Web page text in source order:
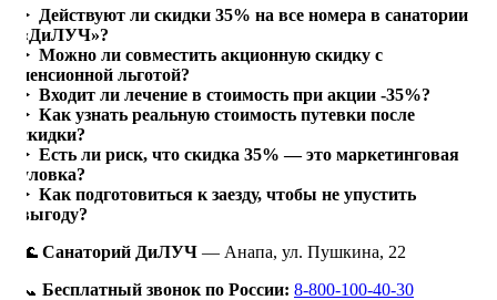
Действуют ли скидки 35% на все номера в санатории
«ДиЛУЧ»?
Можно ли совместить акционную скидку с
пенсионной льготой?
Входит ли лечение в стоимость при акции -35%?
Как узнать реальную стоимость путевки после
скидки?
Есть ли риск, что скидка 35% — это маркетинговая
уловка?
Как подготовиться к заезду, чтобы не упустить
выгоду?
🌊 Санаторий ДиЛУЧ — Анапа, ул. Пушкина, 22
📞 Бесплатный звонок по России: 8-800-100-40-30